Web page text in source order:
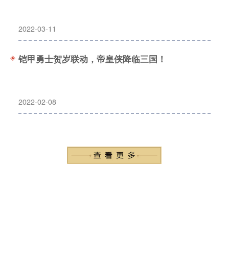
2022-03-11
铠甲勇士贺岁联动，帝皇侠降临三国！
2022-02-08